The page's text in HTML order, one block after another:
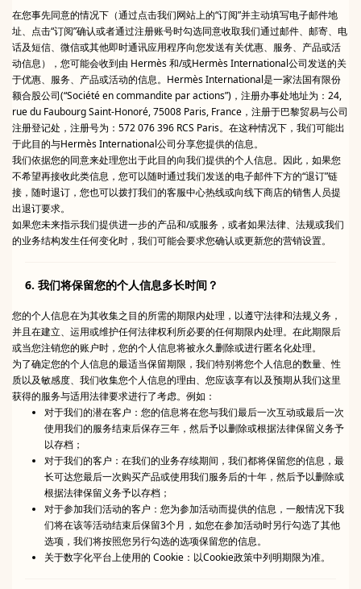
在您事先同意的情况下（通过点击我们网站上的“订阅”并主动填写电子邮件地
址、点击“订阅”确认或者通过注册账号时勾选同意收取我们通过邮件、邮寄、电
话及短信、微信或其他即时通讯应用程序向您发送有关优惠、服务、产品或活
动信息），您可能会收到由 Hermès 和/或Hermès International公司发送的关
于优惠、服务、产品或活动的信息。Hermès International是一家法国有限份
额合股公司(“Société en commandite par actions”)，注册办事处地址为：24,
rue du Faubourg Saint-Honoré, 75008 Paris, France，注册于巴黎贸易与公司
注册登记处，注册号为：572 076 396 RCS Paris。在这种情况下，我们可能出
于此目的与Hermès International公司分享您提供的信息。
我们依据您的同意来处理您出于此目的向我们提供的个人信息。因此，如果您
不希望再接收此类信息，您可以随时通过我们发送的电子邮件下方的“退订”链
接，随时退订，您也可以拨打我们的客服中心热线或向线下商店的销售人员提
出退订要求。
如果您未来指示我们提供进一步的产品和/或服务，或者如果法律、法规或我们
的业务结构发生任何变化时，我们可能会要求您确认或更新您的营销设置。
6. 我们将保留您的个人信息多长时间？
您的个人信息在为其收集之目的所需的期限内处理，以遵守法律和法规义务，
并且在建立、运用或维护任何法律权利所必要的任何期限内处理。在此期限后
或当您注销您的账户时，您的个人信息将被永久删除或进行匿名化处理。
为了确定您的个人信息的最适当保留期限，我们特别将您个人信息的数量、性
质以及敏感度、我们收集您个人信息的理由、您应该享有以及预期从我们这里
获得的服务与适用法律要求进行了考虑。例如：
对于我们的潜在客户：您的信息将在您与我们最后一次互动或最后一次
使用我们的服务结束后保存三年，然后予以删除或根据法律保留义务予
以存档；
对于我们的客户：在我们的业务存续期间，我们都将保留您的信息，最
长可达您最后一次购买产品或使用我们服务后的十年，然后予以删除或
根据法律保留义务予以存档；
对于参加我们活动的客户：您为参加活动而提供的信息，一般情况下我
们将在该等活动结束后保留3个月，如您在参加活动时另行勾选了其他
选项，我们将按照您另行勾选的选项保留您的信息。
关于数字化平台上使用的 Cookie：以Cookie政策中列明期限为准。